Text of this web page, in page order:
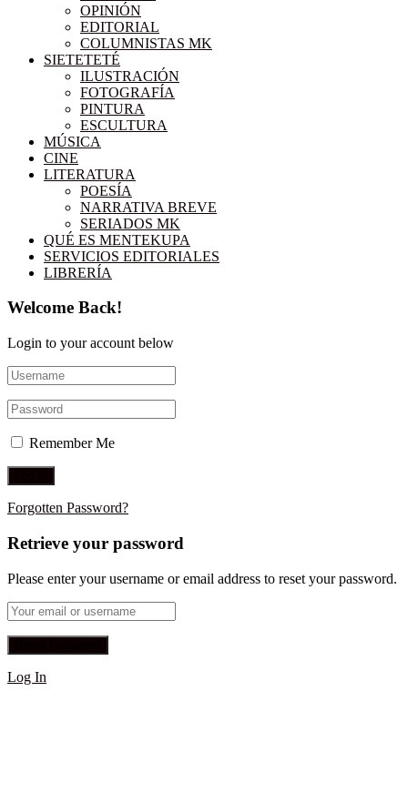
OPINIÓN
EDITORIAL
COLUMNISTAS MK
SIETETETÉ
ILUSTRACIÓN
FOTOGRAFÍA
PINTURA
ESCULTURA
MÚSICA
CINE
LITERATURA
POESÍA
NARRATIVA BREVE
SERIADOS MK
QUÉ ES MENTEKUPA
SERVICIOS EDITORIALES
LIBRERÍA
Welcome Back!
Login to your account below
Remember Me
Forgotten Password?
Retrieve your password
Please enter your username or email address to reset your password.
Log In